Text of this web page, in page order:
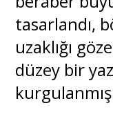
tasarlandı,
uzaklığı
düzey bir